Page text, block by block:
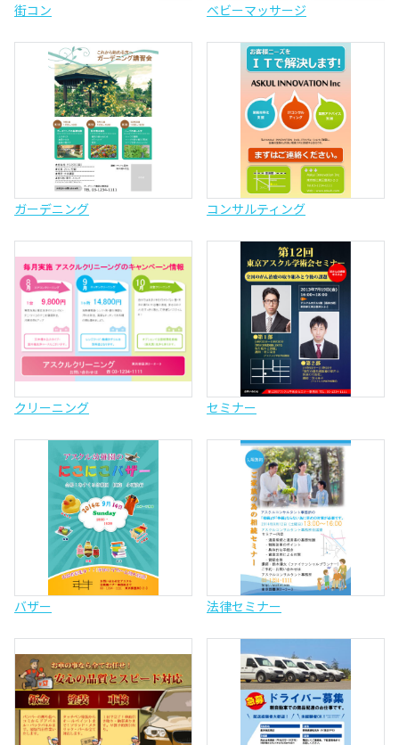
街コン ベビーマッサージ
ガーデニング コンサルティング
クリーニング セミナー
バザー 法律セミナー